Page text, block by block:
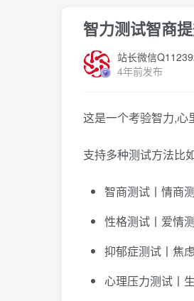
智力测试智商
站长微信
4年前发布
这是一个考验智力,心
支持多种测试方法比
智商测试丨情商
性格测试丨爱情
抑郁症测试丨焦
心理压力测试丨